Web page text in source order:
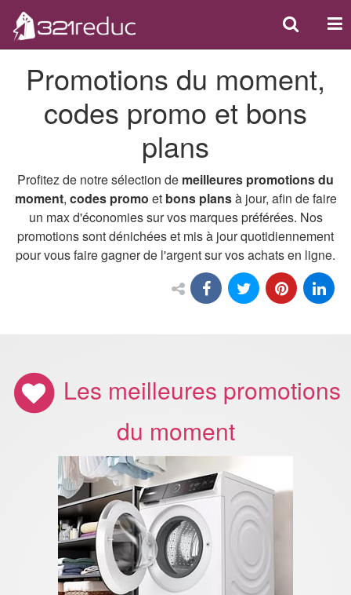
ou
Search
Promotions du moment,
codes promo et bons
plans
Profitez de notre sélection de meilleures promotions du
moment, codes promo et bons plansà jour, afin de faire
un max d'économies sur vos marques préférées. Nos
promotions sont dénichées et mis à jour quotidiennement
pour vous faire gagner de l'argent sur vos achats en ligne.
Les meilleures promotions
du moment